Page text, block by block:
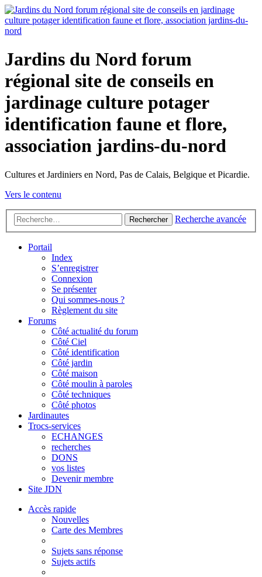
Jardins du Nord forum
régional site de conseils en
jardinage culture potager
identification faune et flore,
association jardins-du-nord
Cultures et Jardiniers en Nord, Pas de Calais, Belgique et Picardie.
Vers le contenu
Rechercher Recherche avancée
Portail
Index
S’enregistrer
Connexion
Se présenter
Qui sommes-nous ?
Règlement du site
Forums
Côté actualité du forum
Côté Ciel
Côté identification
Côté jardin
Côté maison
Côté moulin à paroles
Côté techniques
Côté photos
Jardinautes
Trocs-services
ECHANGES
recherches
DONS
vos listes
Devenir membre
Site JDN
Accès rapide
Nouvelles
Carte des Membres
Sujets sans réponse
Sujets actifs